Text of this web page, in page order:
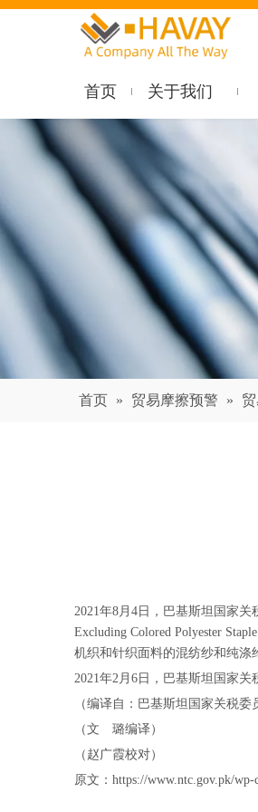
首页 关于我们
首页 » 贸易摩擦预警 »
2021年8月4日，巴基斯坦国家关
Excluding Colored Polyester
机织和针织面料的混纺纱和纯涤
2021年2月6日，巴基斯坦国家
（编译自：巴基斯坦国家关税委
（文 璐编译）
（赵广霞校对）
原文：https://www.ntc.gov.pk/wp-